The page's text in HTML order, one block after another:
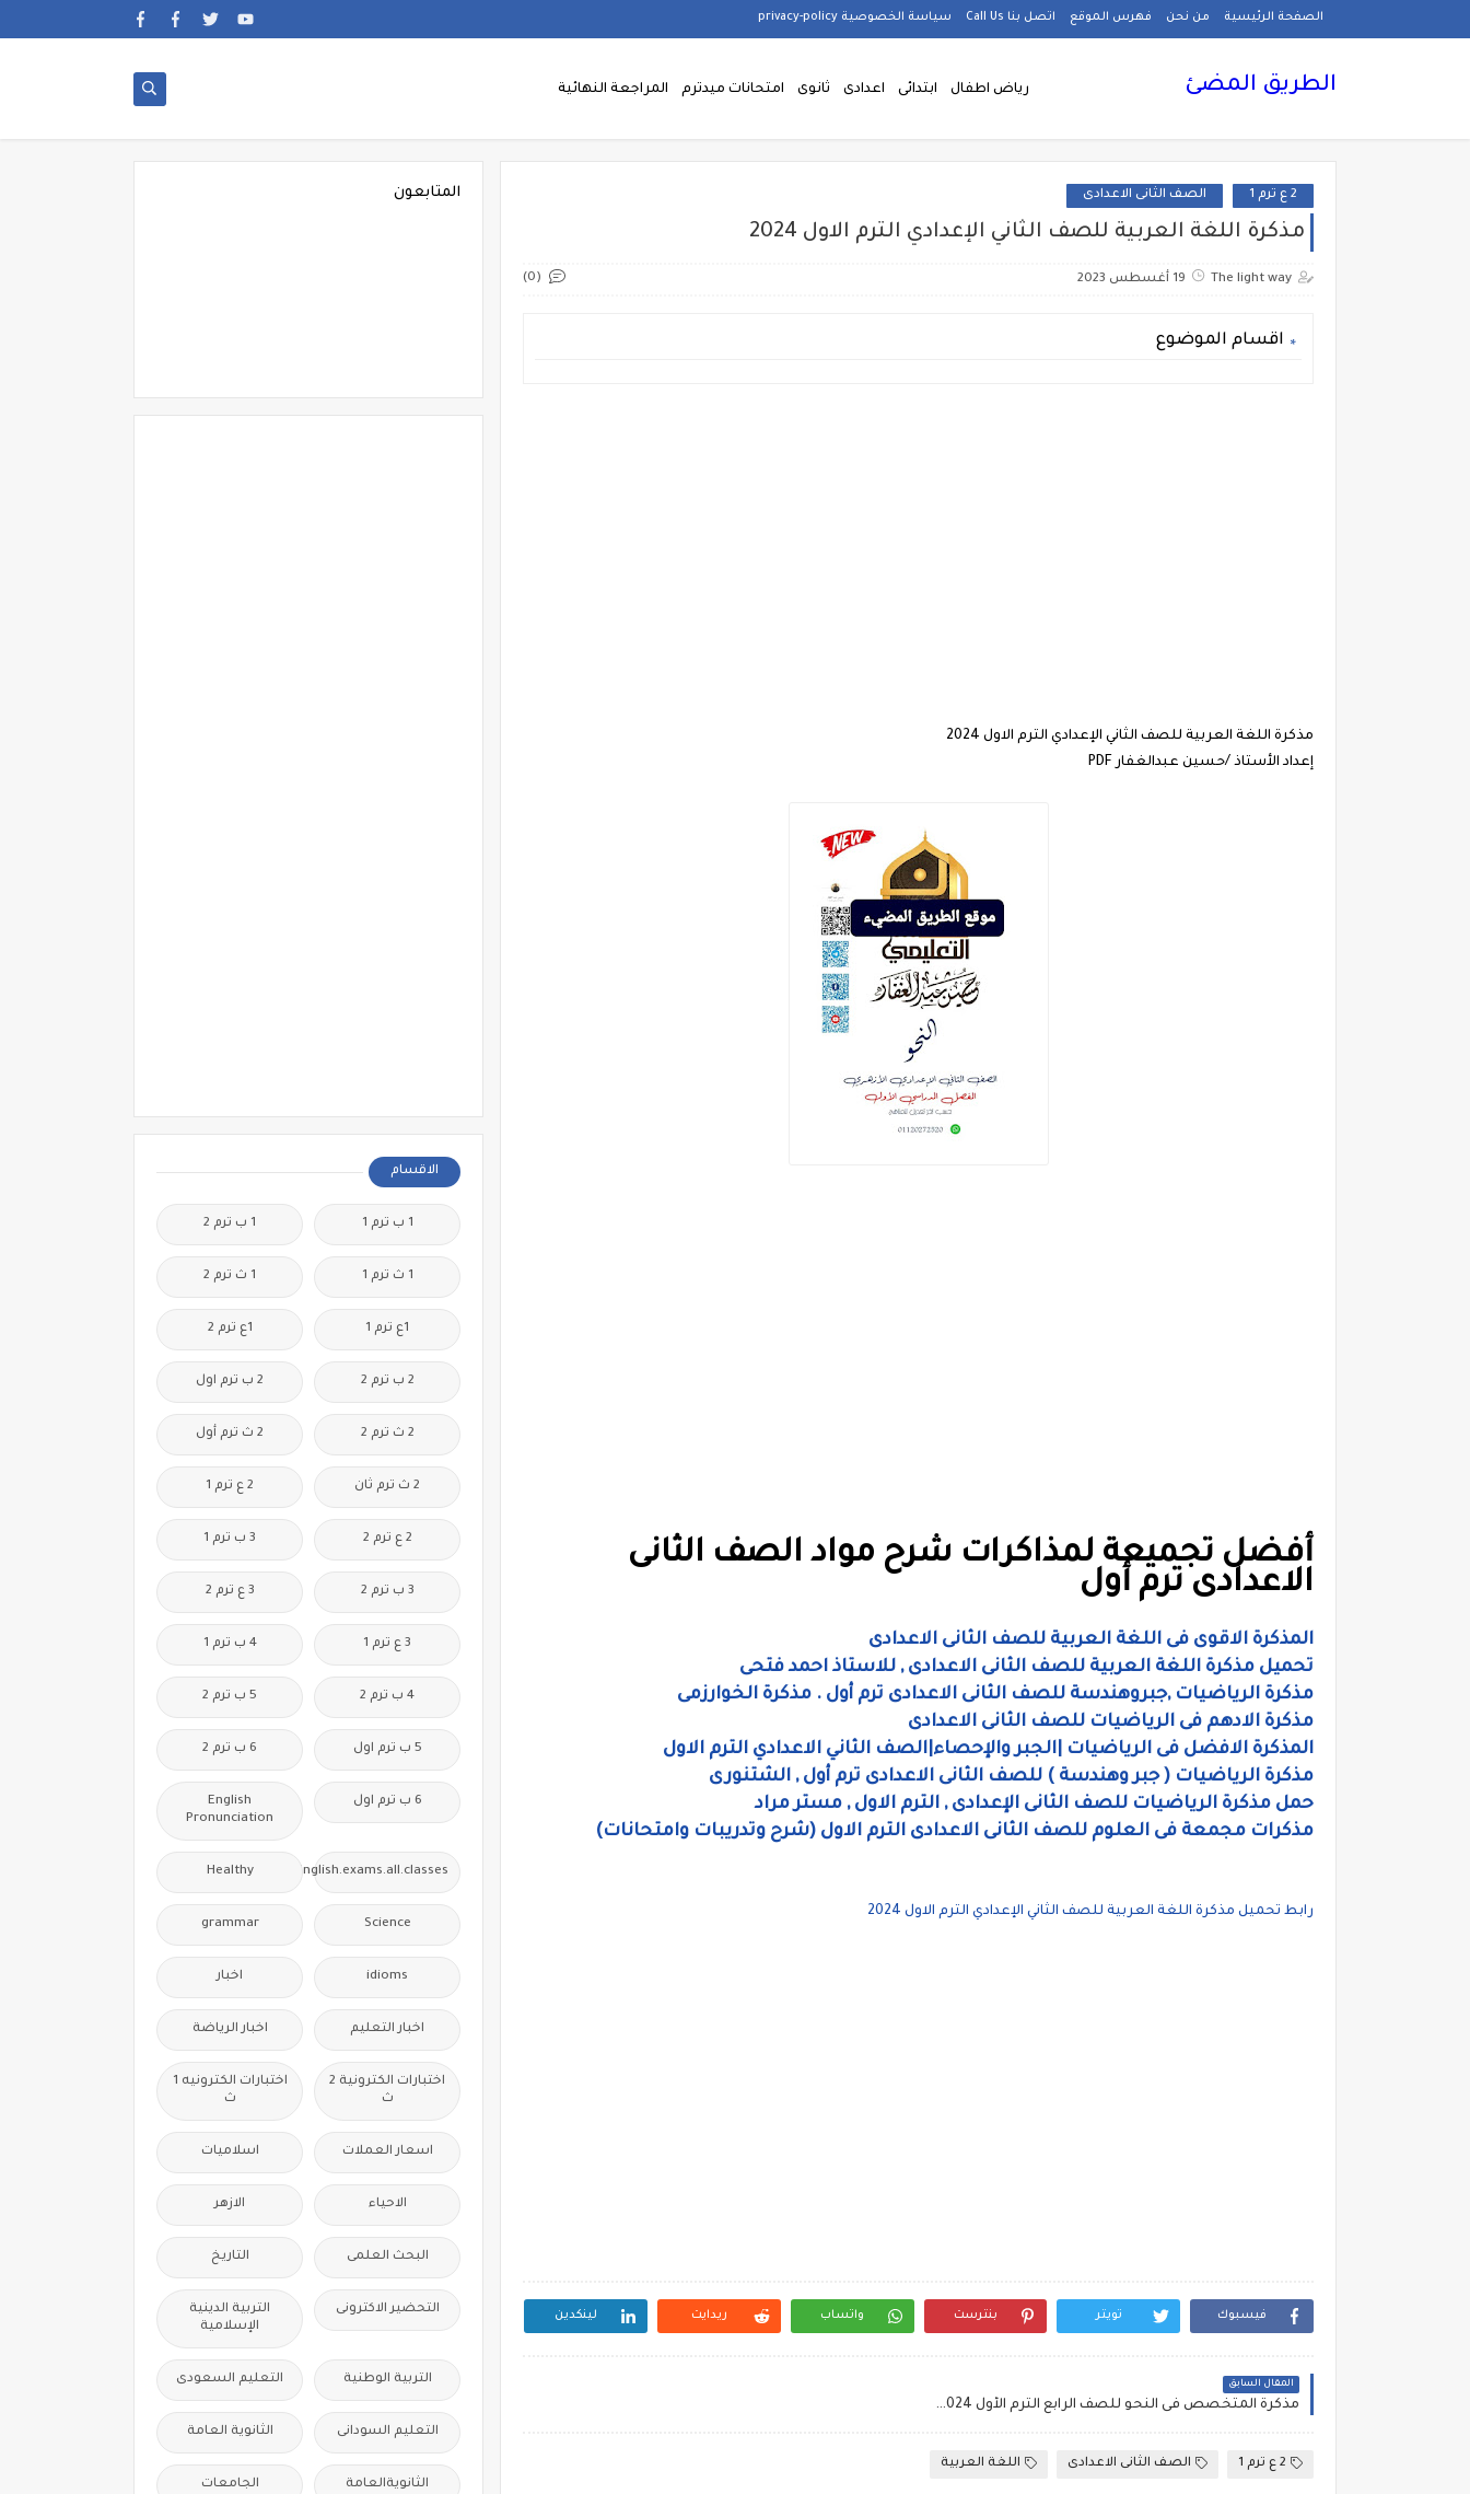
الصفحة الرئيسية من نحن فهرس الموقع اتصل بنا Call Us سياسة الخصوصية privacy-policy
الطريق المضئ رياض اطفال ابتدائى اعدادى ثانوى امتحانات ميدترم المراجعة النهائية
2 ع ترم 1 الصف الثانى الاعدادى
مذكرة اللغة العربية للصف الثاني الإعدادي الترم الاول 2024
The light way 19 أغسطس 2023 (0)
اقسام الموضوع
مذكرة اللغة العربية للصف الثاني الإعدادي الترم الاول 2024
إعداد الأستاذ /حسين عبدالغفار PDF
أفضل تجميعة لمذاكرات شرح مواد الصف الثانى
الاعدادى ترم أول
المذكرة الاقوى فى اللغة العربية للصف الثانى الاعدادى
تحميل مذكرة اللغة العربية للصف الثانى الاعدادى , للاستاذ احمد فتحى
مذكرة الرياضيات ,جبروهندسة للصف الثانى الاعدادى ترم أول . مذكرة الخوارزمى
مذكرة الادهم فى الرياضيات للصف الثانى الاعدادى
المذكرة الافضل فى الرياضيات |الجبر والإحصاء|الصف الثاني الاعدادي الترم الاول
مذكرة الرياضيات ( جبر وهندسة ) للصف الثانى الاعدادى ترم أول , الشتنورى
حمل مذكرة الرياضيات للصف الثانى الإعدادى , الترم الاول , مستر مراد
مذكرات مجمعة فى العلوم للصف الثانى الاعدادى الترم الاول (شرح وتدريبات وامتحانات)
رابط تحميل مذكرة اللغة العربية للصف الثاني الإعدادي الترم الاول 2024
فيسبوك تويتر بنترست واتساب ريدايت لينكدين
المقال السابق
مذكرة المتخصص فى النحو للصف الرابع الترم الأول 2024 إعداد الأسناذ محمد بدوي
2 ع ترم 1 الصف الثانى الاعدادى اللغة العربية
المتابعون
الاقسام
1 ب ترم 1 1 ب ترم 2
1 ث ترم 1 1 ث ترم 2
1ع ترم 1 1ع ترم 2
2 ب ترم 2 2 ب ترم اول
2 ث ترم 2 2 ث ترم أول
2 ث ترم ثان 2 ع ترم 1
2 ع ترم 2 3 ب ترم 1
3 ب ترم 2 3 ع ترم 2
3 ع ترم 1 4 ب ترم 1
4 ب ترم 2 5 ب ترم 2
5 ب ترم اول 6 ب ترم 2
6 ب ترم اول
English
Pronunciation
Free.English.exams.all.classes
Healthy
Science
grammar
idioms اخبار
اخبار التعليم اخبار الرياضة
اختبارات الكترونية 2
ث
اختبارات الكترونيه 1
ث
اسعار العملات اسلاميات
الاحياء الازهر
البحث العلمى التاريخ
التحضير الاكترونى
التربية الدينية
الإسلامية
التربية الوطنية التعليم السعودى
التعليم السودانى الثانوية العامة
الثانويةالعامة الجامعات